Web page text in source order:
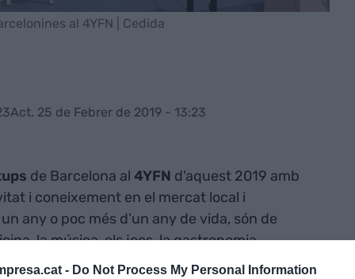
- Do Not Process My Personal Information
al 4YFN | Cedida
Act. 25 de Febrer de 2019 - 13:23
de Barcelona al 4YFN d'aquest 2019 amb
i coneixement en el mercat local i
any o poc més d’un any de vida, són de
la música, els jocs, la gastronomia,